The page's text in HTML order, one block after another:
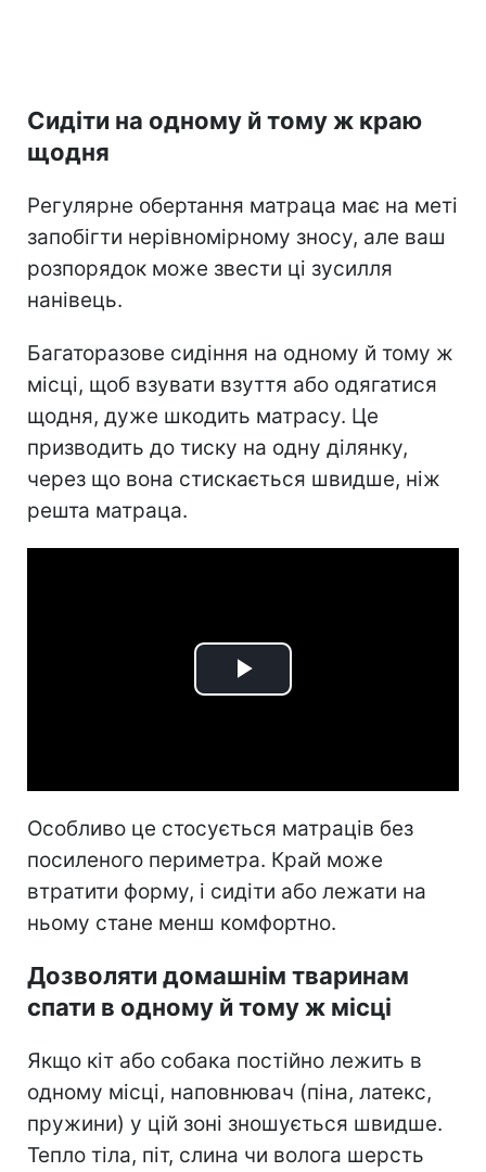
Сидіти на одному й тому ж краю
щодня
Регулярне обертання матраца має на меті
запобігти нерівномірному зносу, але ваш
розпорядок може звести ці зусилля
нанівець.
Багаторазове сидіння на одному й тому ж
місці, щоб взувати взуття або одягатися
щодня, дуже шкодить матрасу. Це
призводить до тиску на одну ділянку,
через що вона стискається швидше, ніж
решта матраца.
Play
Особливо це стосується матраців без
посиленого периметра. Край може
втратити форму, і сидіти або лежати на
ньому стане менш комфортно.
Дозволяти домашнім тваринам
спати в одному й тому ж місці
Якщо кіт або собака постійно лежить в
одному місці, наповнювач (піна, латекс,
пружини) у цій зоні зношується швидше.
Тепло тіла, піт, слина чи волога шерсть